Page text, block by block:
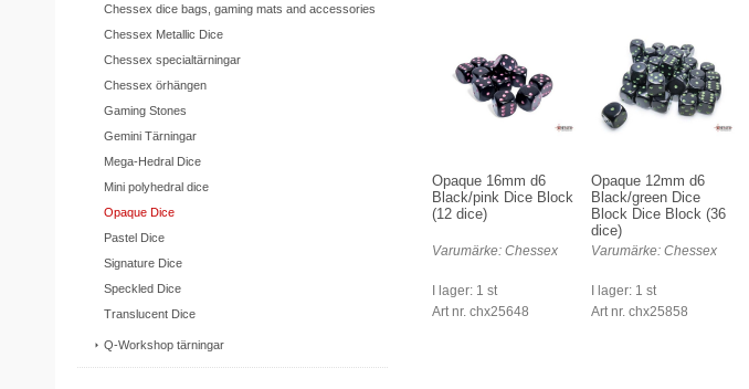
Chessex dice bags, gaming mats and accessories
Chessex Metallic Dice
Chessex specialtärningar
Chessex örhängen
Gaming Stones
Gemini Tärningar
Mega-Hedral Dice
Mini polyhedral dice
Opaque Dice
Pastel Dice
Signature Dice
Speckled Dice
Translucent Dice
Q-Workshop tärningar
Opaque 16mm d6
Black/pink Dice Block
(12 dice)
Varumärke: Chessex
I lager: 1 st
Art nr. chx25648
Opaque 12mm d6
Black/green Dice
Block Dice Block (36
dice)
Varumärke: Chessex
I lager: 1 st
Art nr. chx25858